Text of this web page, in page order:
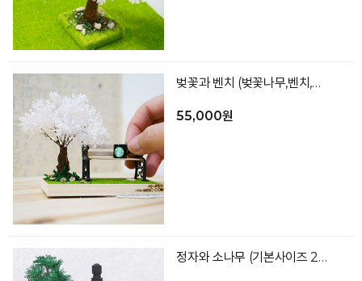
벚꽃과 벤치 (벚꽃나무,벤치,컵,바닥)
55,000원
정자와 소나무 (기본사이즈 2배)